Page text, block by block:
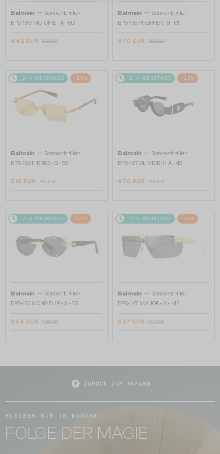
Balmain — Sonnenbrillen
BPS-169 VICTOIRE - A - 60
442 EUR 589 EUR
Balmain — Sonnenbrillen
BPS-155 PREMIER - B - 61
670 EUR 893 EUR
2-4 WERKTAGE -25%
Balmain — Sonnenbrillen
BPS-150 PIERRE - G - 53
518 EUR 690 EUR
2-4 WERKTAGE -25%
Balmain — Sonnenbrillen
BPS-167 OLIVIER II - A - 43
670 EUR 893 EUR
2-4 WERKTAGE -25%
Balmain — Sonnenbrillen
BPS-153 MONSIEUR - A - 53
554 EUR 738 EUR
2-4 WERKTAGE -25%
Balmain — Sonnenbrillen
BPS-147 MAJOR - A - 142
527 EUR 702 EUR
ZURÜCK ZUM ANFANG
BLEIBEN WIR IN KONTAKT
FOLGE DER MAGIE